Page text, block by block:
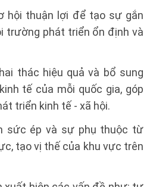
hội thuận lợi để tạo sự gắn
trường phát triển ổn định và
thác hiệu quả và bổ sung
tế của mỗi quốc gia, góp
triển kinh tế - xã hội.
sức ép và sự phụ thuộc từ
tạo vị thế của khu vực trên